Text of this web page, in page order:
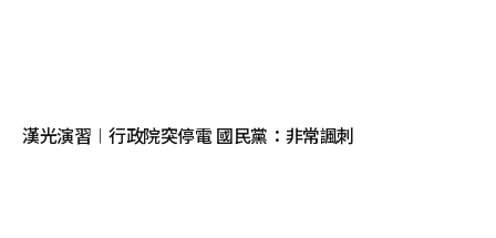
漢光演習︱行政院突停電 國民黨：非常諷刺